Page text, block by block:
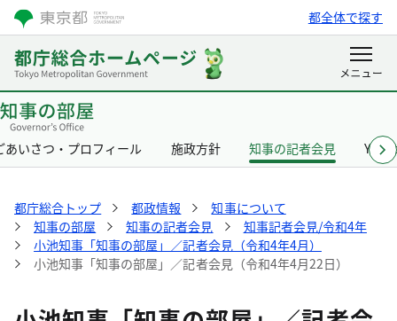
都全体で探す
あいさつ・プロフィール 施政方針 知事の記者会見
都庁総合トップ 都政情報
知事について
知事の部屋
知事の記者会見
知事記者会見/令和4年
小池知事「知事の部屋」／記者会見（令和4年4月）
小池知事「知事の部屋」／記者会見（令和4年4月22日）